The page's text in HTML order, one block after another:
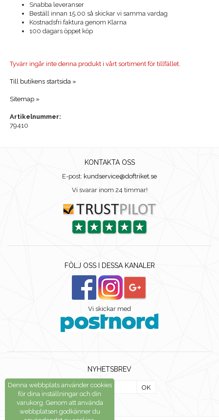
Snabba leveranser
Beställ innan 15.00 så skickar vi samma vardag
Kostnadsfri faktura genom Klarna
100 dagars öppet köp
Tyvärr ingår inte denna produkt i vårt sortiment för tillfället.
Till butikens startsida »
Sitemap »
Artikelnummer:
79410
KONTAKTA OSS
E-post: kundservice@doftriket.se
Vi svarar inom 24 timmar!
FÖLJ OSS I DESSA KANALER
Vi skickar med
NYHETSBREV
OK
Denna webbplats använder cookies
för dina inställningar och din
varukorg. Genom att använda
webbplatsen godkänner du